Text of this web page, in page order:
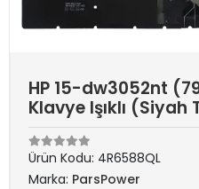
HP 15-dw3052nt
Klavye Işıklı (Siyah
Ürün Kodu: 4R6588QL
Marka: ParsPower